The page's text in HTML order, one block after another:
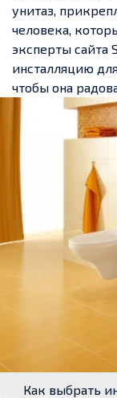
унитаз,
человека,
эксперты сайта
инсталляцию
чтобы она
Как выбрать